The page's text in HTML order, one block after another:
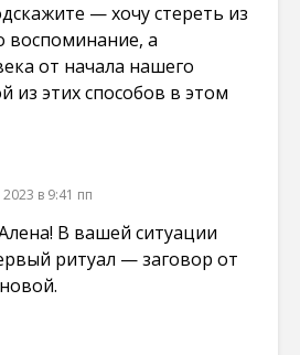
— хочу стереть из
воспоминание, а
от начала нашего
из этих способов в этом
2023 в 9:41 пп
В вашей ситуации
ритуал — заговор от